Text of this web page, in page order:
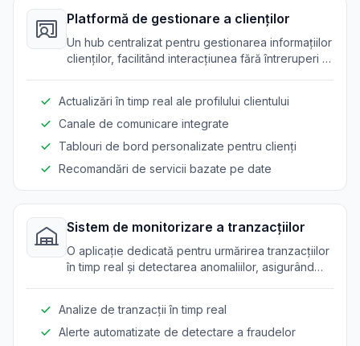
Platformă de gestionare a clienților
Un hub centralizat pentru gestionarea informațiilor
clienților, facilitând interacțiunea fără întreruperi și
Actualizări în timp real ale profilului clientului
Canale de comunicare integrate
Tablouri de bord personalizate pentru clienți
Recomandări de servicii bazate pe date
Sistem de monitorizare a tranzacțiilor
O aplicație dedicată pentru urmărirea tranzacțiilor
în timp real și detectarea anomaliilor, asigurând
Analize de tranzacții în timp real
Alerte automatizate de detectare a fraudelor